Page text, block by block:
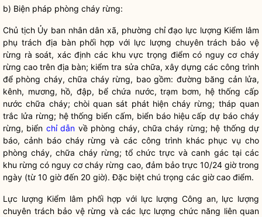
b) Biện pháp phòng cháy rừng:
Chủ tịch Ủy ban nhân dân xã, phường chỉ đạo lực lượng Kiểm lâm
phụ trách địa bànphối hợp với lực lượng chuyên trách bảo vệ
rừng rà soát, xác định các khu vực trọng điểm có nguy cơ cháy
rừng cao trênđịa bàn; kiểm tra sửa chữa, xây dựng các công trình
để phòng cháy, chữa cháy rừng, bao gồm: đường băng cản lửa,
kênh, mương, hồ, đập, bể chứa nước, trạm bơm, hệ thống cấp
nước chữa cháy; chòi quan sát phát hiện cháy rừng; tháp quan
trắc lửa rừng; hệ thống biển cấm, biển báo hiệu cấp dự báo cháy
rừng, biển chỉ dẫn về phòng cháy, chữa cháy rừng; hệ thống dự
báo, cảnh báo cháy rừng và các công trình khác phục vụ cho
phòng cháy, chữa cháy rừng; tổ chức trực và canh gác tại các
khu rừng có nguy cơ cháy rừng cao, đảm bảo trực 10/24 giờ trong
ngày (từ 10 giờ đến 20 giờ). Đặc biệt chú trọng các giờ cao điểm.
Lực lượng Kiểm lâm phối hợp với lực lượng Công an, lực lượng
chuyên trách bảo vệ rừng và các lực lượng chức năng liên quan